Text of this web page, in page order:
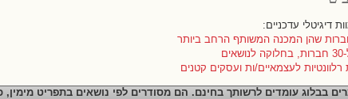
דיגיטלי עדכניים:
בבלוג עומדים לרשותך בחינם. הם מסודרים לפי נושאים בתפריט